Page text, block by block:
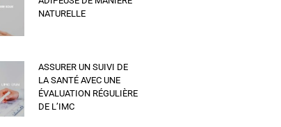
NATURELLE
ASSURER UN SUIVI DE
LA SANTÉ AVEC UNE
ÉVALUATION RÉGULIÈRE
DE L’IMC